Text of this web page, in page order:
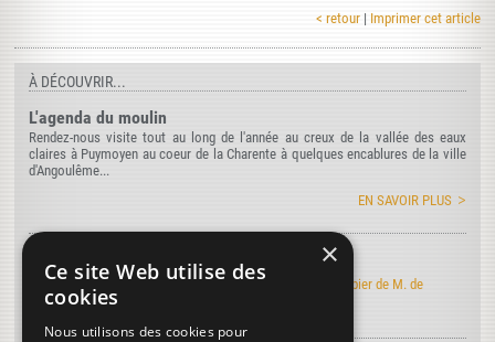
< retour | Imprimer cet article
À DÉCOUVRIR...
L'agenda du moulin
Rendez-nous visite tout au long de l'année au creux de la vallée des eaux
claires à Puymoyen au coeur de la Charente à quelques encablures de la ville
d'Angoulême...
EN SAVOIR PLUS
Art de faire le papier
Découvrez l'édition électronique de l'Art de faire le papier de M. de
Lalande
×
Ce site Web utilise des
cookies
Nous utilisons des cookies pour